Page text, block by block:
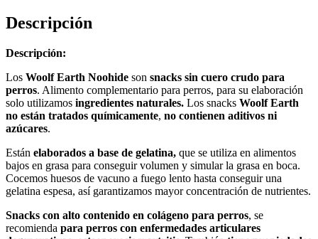
Descripción
Descripción:
Los Woolf Earth Noohide son snacks sin cuero crudo para
perros. Alimento complementario para perros, para su elaboración
solo utilizamos ingredientes naturales. Los snacks Woolf Earth
no están tratados químicamente, no contienen aditivos ni
azúcares.
Están elaborados a base de gelatina, que se utiliza en alimentos
bajos en grasa para conseguir volumen y simular la grasa en boca.
Cocemos huesos de vacuno a fuego lento hasta conseguir una
gelatina espesa, así garantizamos mayor concentración de nutrientes.
Snacks con alto contenido en colágeno para perros, se
recomienda para perros con enfermedades articulares